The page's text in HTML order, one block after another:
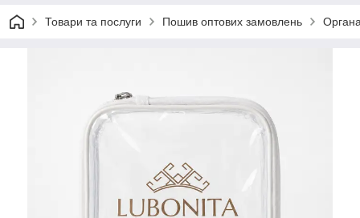
Товари та послуги Пошив оптових замовлень